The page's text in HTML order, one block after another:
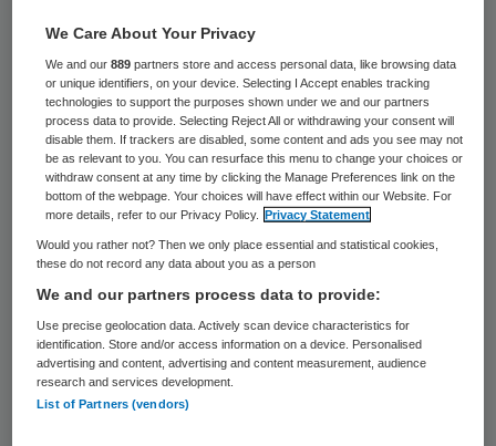
3 juni 2026,14:08
1314 keer gelezen
De subsidie van ‘Strategisch Opleiden in
Zorg en Welzijn’ (SO-ZenW) is verhoogd met
12,5 miljoen euro. Dat heeft minister Mirjam
Sterk van Langdurige Zorg, Jeugd en Sport
bekendgemaakt.
Het beschikbare budget voor 2026 is
namelijk nu al bereikt, blijkt uitde
Kamerbrief. Meer dan tweeduizend
We Care About Your Privacy
We and our889 partners store and access personal data, like browsing data
or unique identifiers, on your device. Selecting I Accept enables tracking
technologies to support the purposes shown under we and our partners
process data to provide. Selecting Reject All or withdrawing your consent will
disable them. If trackers are disabled, some content and ads you see may not
be as relevant to you. You can resurface this menu to change your choices or
withdraw consent at any time by clicking the Manage Preferences link on the
bottom of the webpage. Your choices will have effect within our Website. For
more details, refer to our Privacy Policy.
Privacy Statement
Would you rather not? Then we only place essential and statistical cookies,
these do not record any data about you as a person
We and our partners process data to provide:
Use precise geolocation data. Actively scan device characteristics for
identification. Store and/or access information on a device. Personalised
advertising and content, advertising and content measurement, audience
research and services development.
List of Partners (vendors)